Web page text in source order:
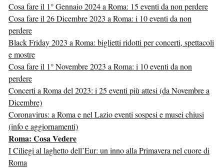
Cosa fare il 1° Gennaio 2024 a Roma: 15 eventi da non perdere
Cosa fare il 26 Dicembre 2023 a Roma: i 10 eventi da non
perdere
Black Friday 2023 a Roma: biglietti ridotti per concerti, spettacoli
e mostre
Cosa fare il 1° Novembre 2023 a Roma: i 10 eventi da non
perdere
Concerti a Roma del 2023: i 25 eventi più attesi (da Novembre a
Dicembre)
Coronavirus: a Roma e nel Lazio eventi sospesi e musei chiusi
(info e aggiornamenti)
Roma: Cosa Vedere
I Ciliegi al laghetto dell’Eur: un inno alla Primavera nel cuore di
Roma